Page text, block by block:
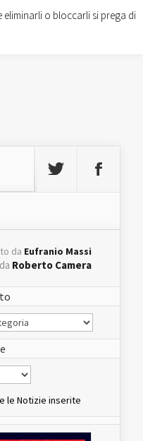
da Eufranio Massi
Roberto Camera
le Notizie inserite
o bloccarli si prega di